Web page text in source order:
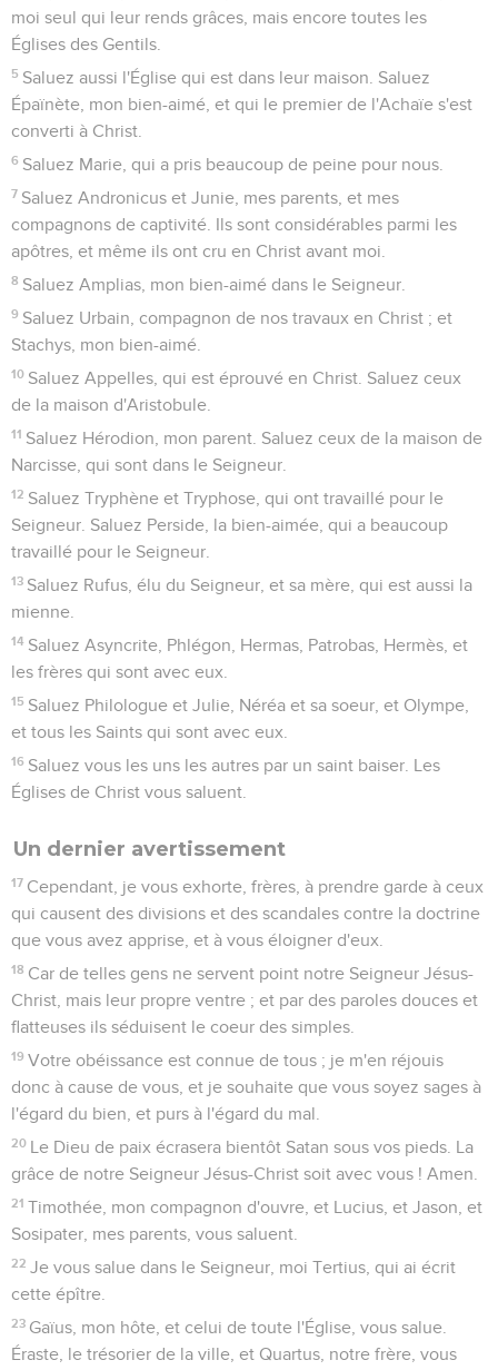
moi seul qui leur rends grâces, mais encore toutes les
Églises des Gentils.
5 Saluez aussi l'Église qui est dans leur maison. Saluez
Épaïnète, mon bien-aimé, et qui le premier de l'Achaïe s'est
converti à Christ.
6 Saluez Marie, qui a pris beaucoup de peine pour nous.
7 Saluez Andronicus et Junie, mes parents, et mes
compagnons de captivité. Ils sont considérables parmi les
apôtres, et même ils ont cru en Christ avant moi.
8 Saluez Amplias, mon bien-aimé dans le Seigneur.
9 Saluez Urbain, compagnon de nos travaux en Christ ; et
Stachys, mon bien-aimé.
10 Saluez Appelles, qui est éprouvé en Christ. Saluez ceux
de la maison d'Aristobule.
11 Saluez Hérodion, mon parent. Saluez ceux de la maison de
Narcisse, qui sont dans le Seigneur.
12 Saluez Tryphène et Tryphose, qui ont travaillé pour le
Seigneur. Saluez Perside, la bien-aimée, qui a beaucoup
travaillé pour le Seigneur.
13 Saluez Rufus, élu du Seigneur, et sa mère, qui est aussi la
mienne.
14 Saluez Asyncrite, Phlégon, Hermas, Patrobas, Hermès, et
les frères qui sont avec eux.
15 Saluez Philologue et Julie, Néréa et sa soeur, et Olympe,
et tous les Saints qui sont avec eux.
16 Saluez vous les uns les autres par un saint baiser. Les
Églises de Christ vous saluent.
Un dernier avertissement
17 Cependant, je vous exhorte, frères, à prendre garde à ceux
qui causent des divisions et des scandales contre la doctrine
que vous avez apprise, et à vous éloigner d'eux.
18 Car de telles gens ne servent point notre Seigneur Jésus-
Christ, mais leur propre ventre ; et par des paroles douces et
flatteuses ils séduisent le coeur des simples.
19 Votre obéissance est connue de tous ; je m'en réjouis
donc à cause de vous, et je souhaite que vous soyez sages à
l'égard du bien, et purs à l'égard du mal.
20 Le Dieu de paix écrasera bientôt Satan sous vos pieds. La
grâce de notre Seigneur Jésus-Christ soit avec vous ! Amen.
21 Timothée, mon compagnon d'ouvre, et Lucius, et Jason, et
Sosipater, mes parents, vous saluent.
22 Je vous salue dans le Seigneur, moi Tertius, qui ai écrit
cette épître.
23 Gaïus, mon hôte, et celui de toute l'Église, vous salue.
Éraste, le trésorier de la ville, et Quartus, notre frère, vous